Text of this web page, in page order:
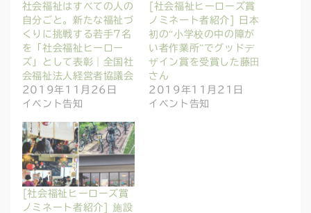
社会福祉はすべての人の
自分ごと。新たな福祉づ
くりに挑戦する若手7名
を「社会福祉ヒーロー
ズ」として表彰｜全国社
会福祉法人経営者協議会
2019年11月26日
イベント告知
[社会福祉ヒーローズ賞
ノミネート者紹介] 日本
初の“小学校の中の障が
い者作業所”でグッドデ
ザイン賞を受賞した藤田
さん
2019年11月21日
イベント告知
[社会福祉ヒーローズ賞
ノミネート者紹介] 施設